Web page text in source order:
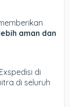
aman dan
di
di seluruh